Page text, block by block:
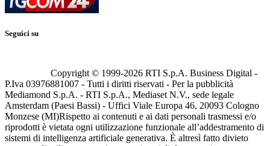
Seguici su
Copyright © 1999-2026 RTI S.p.A. Business Digital -
P.Iva 03976881007 - Tutti i diritti riservati - Per la pubblicità
Mediamond S.p.A. - RTI S.p.A., Mediaset N.V., sede legale
Amsterdam (Paesi Bassi) - Uffici Viale Europa 46, 20093 Cologno
Monzese (MI)Rispetto ai contenuti e ai dati personali trasmessi e/o
riprodotti è vietata ogni utilizzazione funzionale all’addestramento di
sistemi di intelligenza artificiale generativa. È altresì fatto divieto